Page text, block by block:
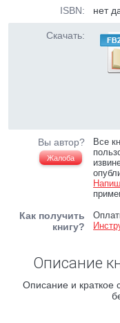
ISBN: нет
Скачать:
Вы автор?
Жалоба
Все
Как получить
книгу?
Описание
Описание и краткое